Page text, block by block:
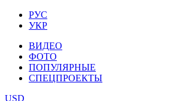
РУС
УКР
ВИДЕО
ФОТО
ПОПУЛЯРНЫЕ
СПЕЦПРОЕКТЫ
USD